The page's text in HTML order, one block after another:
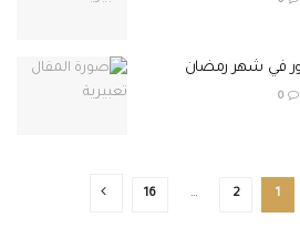
في شهر رمضان
1
2
…
16